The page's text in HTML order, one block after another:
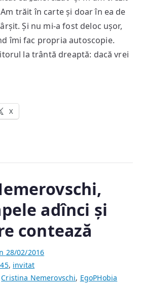
trăit în carte și doar în ea de
Și nu mi-a fost deloc ușor,
îmi fac propria autoscopie.
la trântă dreaptă: dacă vrei
X
adînci și
contează
28/02/2016
, invitat
Cristina Nemerovschi, EgoPHobia